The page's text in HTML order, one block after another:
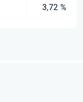
3,72 %